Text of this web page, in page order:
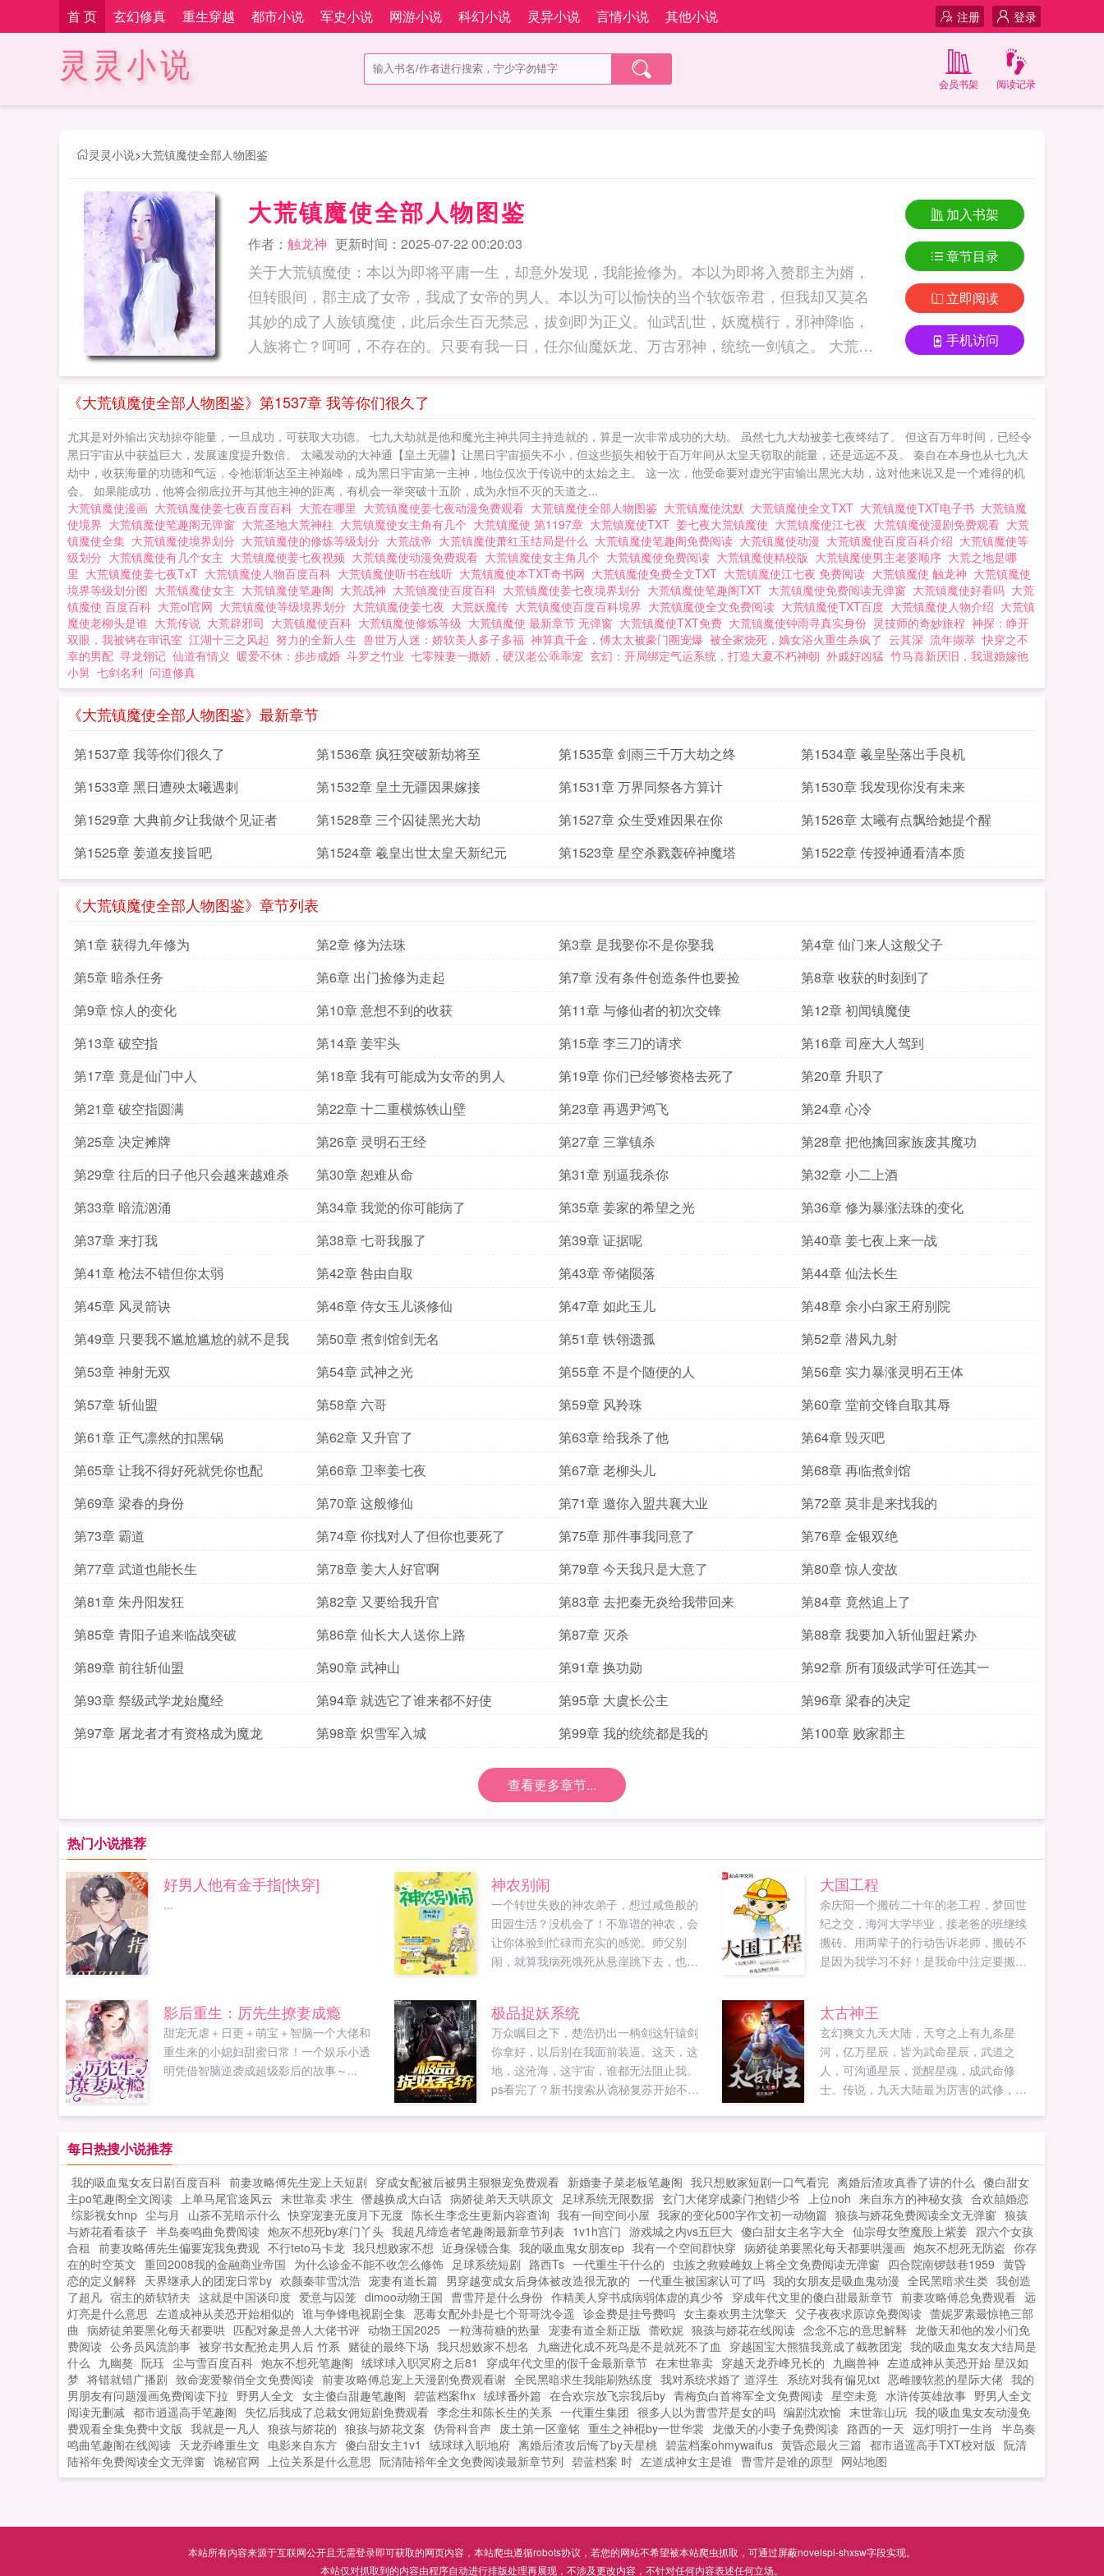
首 页 玄幻修真 重生穿越 都市小说 军史小说 网游小说 科幻小说 灵异小说 言情小说 其他小说 登录
注册
灵灵小说 阅读记录
会员书架
灵灵小说>大荒镇魔使全部人物图鉴
大荒镇魔使全部人物图鉴
作者： 触龙神 更新时间：2025-07-22 00:20:03
关于大荒镇魔使：本以为即将平庸一生，却意外发现，我能捡修为。本以为即将入赘郡主为婿，
但转眼间，郡主成了女帝，我成了女帝的男人。本以为可以愉快的当个软饭帝君，但我却又莫名
其妙的成了人族镇魔使，此后余生百无禁忌，拔剑即为正义。仙武乱世，妖魔横行，邪神降临，
人族将亡？呵呵，不存在的。只要有我一日，任尔仙魔妖龙、万古邪神，统统一剑镇之。 大荒镇
加入书架
章节目录
立即阅读
手机访问
《大荒镇魔使全部人物图鉴》第1537章 我等你们很久了
尤其是对外输出灾劫掠夺能量，一旦成功，可获取大功德。 七九大劫就是他和魔光主神共同主持造就的，算是一次非常成功的大劫。 虽然七九大劫被姜七夜终结了。 但这百万年时间，已经令
黑日宇宙从中获益巨大，发展速度提升数倍。 太曦发动的大神通【皇土无疆】让黑日宇宙损失不小，但这些损失相较于百万年间从太皇天窃取的能量，还是远远不及。 秦自在本身也从七九大
劫中，收获海量的功德和气运，令祂渐渐达至主神巅峰，成为黑日宇宙第一主神，地位仅次于传说中的太始之主。 这一次，他受命要对虚光宇宙输出黑光大劫，这对他来说又是一个难得的机
会。 如果能成功，他将会彻底拉开与其他主神的距离，有机会一举突破十五阶，成为永恒不灭的天道之...
大荒镇魔使漫画 大荒镇魔使姜七夜百度百科 大荒在哪里 大荒镇魔使姜七夜动漫免费观看 大荒镇魔使全部人物图鉴 大荒镇魔使沈默 大荒镇魔使全文TXT 大荒镇魔使TXT电子书 大荒镇魔
使境界 大荒镇魔使笔趣阁无弹窗 大荒圣地大荒神柱 大荒镇魔使女主角有几个 大荒镇魔使 第1197章 大荒镇魔使TXT 姜七夜大荒镇魔使 大荒镇魔使江七夜 大荒镇魔使漫剧免费观看 大荒
镇魔使全集 大荒镇魔使境界划分 大荒镇魔使的修炼等级划分 大荒战帝 大荒镇魔使萧红玉结局是什么 大荒镇魔使笔趣阁免费阅读 大荒镇魔使动漫 大荒镇魔使百度百科介绍 大荒镇魔使等
级划分 大荒镇魔使有几个女主 大荒镇魔使姜七夜视频 大荒镇魔使动漫免费观看 大荒镇魔使女主角几个 大荒镇魔使免费阅读 大荒镇魔使精校版 大荒镇魔使男主老婆顺序 大荒之地是哪
里 大荒镇魔使姜七夜TxT 大荒镇魔使人物百度百科 大荒镇魔使听书在线听 大荒镇魔使本TXT奇书网 大荒镇魔使免费全文TXT 大荒镇魔使江七夜 免费阅读 大荒镇魔使 触龙神 大荒镇魔使
境界等级划分图 大荒镇魔使女主 大荒镇魔使笔趣阁 大荒战神 大荒镇魔使百度百科 大荒镇魔使姜七夜境界划分 大荒镇魔使笔趣阁TXT 大荒镇魔使免费阅读无弹窗 大荒镇魔使好看吗 大荒
镇魔使 百度百科 大荒ol官网 大荒镇魔使等级境界划分 大荒镇魔使姜七夜 大荒妖魔传 大荒镇魔使百度百科境界 大荒镇魔使全文免费阅读 大荒镇魔使TXT百度 大荒镇魔使人物介绍 大荒镇
魔使老柳头是谁 大荒传说 大荒辟邪司 大荒镇魔使百科 大荒镇魔使修炼等级 大荒镇魔使 最新章节 无弹窗 大荒镇魔使TXT免费 大荒镇魔使钟雨寻真实身份 灵技师的奇妙旅程 神探：睁开
双眼，我被铐在审讯室 江湖十三之风起 努力的全新人生 兽世万人迷：娇软美人多子多福 神算真千金，傅太太被豪门圈宠爆 被全家烧死，嫡女浴火重生杀疯了 云其深 流年撷萃 快穿之不
幸的男配 寻龙翎记 仙道有情义 暖爱不休：步步成婚 斗罗之竹业 七零辣妻一撒娇，硬汉老公乖乖宠 玄幻：开局绑定气运系统，打造大夏不朽神朝 外戚好凶猛 竹马喜新厌旧，我退婚嫁他
小舅 七剑名利 问道修真
《大荒镇魔使全部人物图鉴》最新章节
第1537章 我等你们很久了 第1536章 疯狂突破新劫将至 第1535章 剑雨三千万大劫之终
第1534章 羲皇坠落出手良机
第1533章 黑日遭殃太曦遇刺
第1532章 皇土无疆因果嫁接 第1531章 万界同祭各方算计
第1530章 我发现你没有未来
第1529章 大典前夕让我做个见证者
第1528章 三个囚徒黑光大劫 第1527章 众生受难因果在你
第1526章 太曦有点飘给她提个醒
第1525章 姜道友接旨吧
第1524章 羲皇出世太皇天新纪元 第1523章 星空杀戮轰碎神魔塔 第1522章 传授神通看清本质
《大荒镇魔使全部人物图鉴》章节列表
第1章 获得九年修为 第2章 修为法珠 第3章 是我娶你不是你娶我
第4章 仙门来人这般父子
第5章 暗杀任务
第6章 出门捡修为走起 第7章 没有条件创造条件也要捡
第8章 收获的时刻到了
第9章 惊人的变化
第10章 意想不到的收获 第11章 与修仙者的初次交锋
第12章 初闻镇魔使
第13章 破空指
第14章 姜牢头 第15章 李三刀的请求
第16章 司座大人驾到
第17章 竟是仙门中人
第18章 我有可能成为女帝的男人 第19章 你们已经够资格去死了
第20章 升职了
第21章 破空指圆满
第22章 十二重横炼铁山壁 第23章 再遇尹鸿飞
第24章 心冷
第25章 决定摊牌
第26章 灵明石王经 第27章 三掌镇杀
第28章 把他擒回家族废其魔功
第29章 往后的日子他只会越来越难杀
第30章 恕难从命 第31章 别逼我杀你
第32章 小二上酒
第33章 暗流汹涌
第34章 我觉的你可能病了 第35章 姜家的希望之光
第36章 修为暴涨法珠的变化
第37章 来打我
第38章 七哥我服了 第39章 证据呢
第40章 姜七夜上来一战
第41章 枪法不错但你太弱
第42章 咎由自取 第43章 帝储陨落
第44章 仙法长生
第45章 风灵箭诀
第46章 侍女玉儿谈修仙 第47章 如此玉儿
第48章 余小白家王府别院
第49章 只要我不尴尬尴尬的就不是我
第50章 煮剑馆剑无名 第51章 铁翎遗孤
第52章 潜风九射
第53章 神射无双
第54章 武神之光 第55章 不是个随便的人
第56章 实力暴涨灵明石王体
第57章 斩仙盟
第58章 六哥 第59章 风羚珠
第60章 堂前交锋自取其辱
第61章 正气凛然的扣黑锅
第62章 又升官了 第63章 给我杀了他
第64章 毁灭吧
第65章 让我不得好死就凭你也配
第66章 卫率姜七夜 第67章 老柳头儿
第68章 再临煮剑馆
第69章 梁春的身份
第70章 这般修仙 第71章 邀你入盟共襄大业
第72章 莫非是来找我的
第73章 霸道
第74章 你找对人了但你也要死了 第75章 那件事我同意了
第76章 金银双绝
第77章 武道也能长生
第78章 姜大人好官啊 第79章 今天我只是大意了
第80章 惊人变故
第81章 朱丹阳发狂
第82章 又要给我升官 第83章 去把秦无炎给我带回来
第84章 竟然追上了
第85章 青阳子追来临战突破
第86章 仙长大人送你上路 第87章 灭杀
第88章 我要加入斩仙盟赶紧办
第89章 前往斩仙盟
第90章 武神山 第91章 换功勋
第92章 所有顶级武学可任选其一
第93章 祭级武学龙始魔经
第94章 就选它了谁来都不好使 第95章 大虞长公主
第96章 梁春的决定
第97章 屠龙者才有资格成为魔龙
第98章 炽雪军入城 第99章 我的统统都是我的 第100章 败家郡主
查看更多章节...
热门小说推荐
好男人他有金手指[快穿]
...
神农别闹
一个转世失败的神农弟子，想过咸鱼般的
田园生活？没机会了！不靠谱的神农，会
让你体验到忙碌而充实的感觉。师父别
闹，就算我病死饿死从悬崖跳下去，也不
42993787...
大国工程
余庆阳一个搬砖二十年的老工程，梦回世
纪之交，海河大学毕业，接老爸的班继续
搬砖。用两辈子的行动告诉老师，搬砖不
是因为我学习不好！是我命中注定要搬砖
群聊号码492691021新书重生之大国工
匠...
影后重生：厉先生撩妻成瘾
甜宠无虐＋日更＋萌宝＋智脑一个大佬和
重生来的小媳妇甜蜜日常！一个娱乐小透
明凭借智脑逆袭成超级影后的故事～...
极品捉妖系统
万众瞩目之下，楚浩扔出一柄剑这轩辕剑
你拿好，以后别在我面前装逼。这天，这
地，这沧海，这宇宙，谁都无法阻止我。
ps看完了？新书搜索从诡秘复苏开始不当
太古神王
玄幻爽文九天大陆，天穹之上有九条星
河，亿万星辰，皆为武命星辰，武道之
人，可沟通星辰，觉醒星魂，成武命修
士。传说，九天大陆最为厉害的武修，每
王。亿万生灵诸天万界，秦问天笑看苍
天，他要做天空，最亮的那颗星辰...
每日热搜小说推荐
我的吸血鬼女友日剧百度百科 前妻攻略傅先生宠上天短剧 穿成女配被后被男主狠狠宠免费观看 新婚妻子菜老板笔趣阁 我只想败家短剧一口气看完 离婚后渣攻真香了讲的什么 傻白甜女
主po笔趣阁全文阅读 上单马尾官途风云 末世靠卖 求生 僭越换成大白话 病娇徒弟天天哄原文 足球系统无限数据 玄门大佬穿成豪门抱错少爷 上位noh 来自东方的神秘女孩 合欢囍婚恋
综影视女hnp 尘与月 山茶不芜暗示什么 快穿宠妻无度月下无度 陈长生李念生更新内容查询 我有一间空间小屋 我家的变化500字作文初一动物篇 狼孩与娇花免费阅读全文无弹窗 狼孩
与娇花看看孩子 半岛奏鸣曲免费阅读 炮灰不想死by寒门丫头 我超凡缔造者笔趣阁最新章节列表 1v1h宫门 游戏城之内vs五巨大 傻白甜女主名字大全 仙宗母女堕魔殷上紫姜 跟六个女孩
合租 前妻攻略傅先生偏要宠我免费观 不行teto马卡龙 我只想败家不想 近身保镖合集 我的吸血鬼女朋友ep 我有一个空间群快穿 病娇徒弟要黑化每天都要哄漫画 炮灰不想死无防盗 你存
在的时空英文 重回2008我的金融商业帝国 为什么诊金不能不收怎么修饰 足球系统短剧 路西Ts 一代重生干什么的 虫族之救赎雌奴上将全文免费阅读无弹窗 四合院南锣鼓巷1959 黄昏
恋的定义解释 天界继承人的团宠日常by 欢颜秦菲雪沈浩 宠妻有道长篇 男穿越变成女后身体被改造很无敌的 一代重生被国家认可了吗 我的女朋友是吸血鬼动漫 全民黑暗求生类 我创造
了超凡 宿主的娇软轿夫 这就是中国谈印度 爱意与囚笼 dimoo动物王国 曹雪芹是什么身份 作精美人穿书成病弱体虚的真少爷 穿成年代文里的傻白甜最新章节 前妻攻略傅总免费观看 远
灯亮是什么意思 左道成神从美恐开始相似的 谁与争锋电视剧全集 恶毒女配外卦是七个哥哥沈令遥 诊金费是挂号费吗 女主秦欢男主沈擎天 父子夜夜求原谅免费阅读 蕾妮罗素最惊艳三部
曲 病娇徒弟要黑化每天都要哄 匹配对象是兽人大佬书评 动物王国2025 一粒薄荷糖的热量 宠妻有道全新正版 蕾欧妮 狼孩与娇花在线阅读 念念不忘的意思解释 龙傲天和他的发小们免
费阅读 公务员风流韵事 被穿书女配抢走男人后 竹系 赌徒的最终下场 我只想败家不想名 九幽进化成不死鸟是不是就死不了血 穿越国宝大熊猫我竟成了截教团宠 我的吸血鬼女友大结局是
什么 九幽獒 阮珏 尘与雪百度百科 炮灰不想死笔趣阁 绒球球入职冥府之后81 穿成年代文里的假千金最新章节 在末世靠卖 穿越天龙乔峰兄长的 九幽兽神 左道成神从美恐开始 星汉如
梦 将错就错广播剧 致命宠爱黎俏全文免费阅读 前妻攻略傅总宠上天漫剧免费观看谢 全民黑暗求生我能刷熟练度 我对系统求婚了 道浮生 系统对我有偏见txt 恶雌腰软惹的星际大佬 我的
男朋友有问题漫画免费阅读下拉 野男人全文 女主傻白甜趣笔趣阁 碧蓝档案fhx 绒球番外篇 在合欢宗放飞宗我后by 青梅负白首将军全文免费阅读 星空未竟 水浒传英雄故事 野男人全文
阅读无删减 都市逍遥高手笔趣阁 失忆后我成了总裁女佣短剧免费观看 李念生和陈长生的关系 一代重生集团 很多人以为曹雪芹是女的吗 编剧沈欢愉 末世靠山玩 我的吸血鬼女友动漫免
费观看全集免费中文版 我就是一凡人 狼孩与娇花的 狼孩与娇花文案 伪骨科音声 废土第一区童铭 重生之神棍by一世华裳 龙傲天的小妻子免费阅读 路西的一天 远灯明打一生肖 半岛奏
鸣曲笔趣阁在线阅读 天龙乔峰重生文 电影来自东方 傻白甜女主1v1 绒球球入职地府 离婚后渣攻后悔了by天星桃 碧蓝档案ohmywaifus 黄昏恋最火三篇 都市逍遥高手TXT校对版 阮清
陆裕年免费阅读全文无弹窗 诡秘官网 上位关系是什么意思 阮清陆裕年全文免费阅读最新章节列 碧蓝档案 时 左道成神女主是谁 曹雪芹是谁的原型 网站地图
本站所有内容来源于互联网公开且无需登录即可获取的网页内容，本站爬虫遵循robots协议，若您的网站不希望被本站爬虫抓取，可通过屏蔽novelspi-shxsw字段实现。
本站仅对抓取到的内容由程序自动进行排版处理再展现，不涉及更改内容，不针对任何内容表述任何立场。